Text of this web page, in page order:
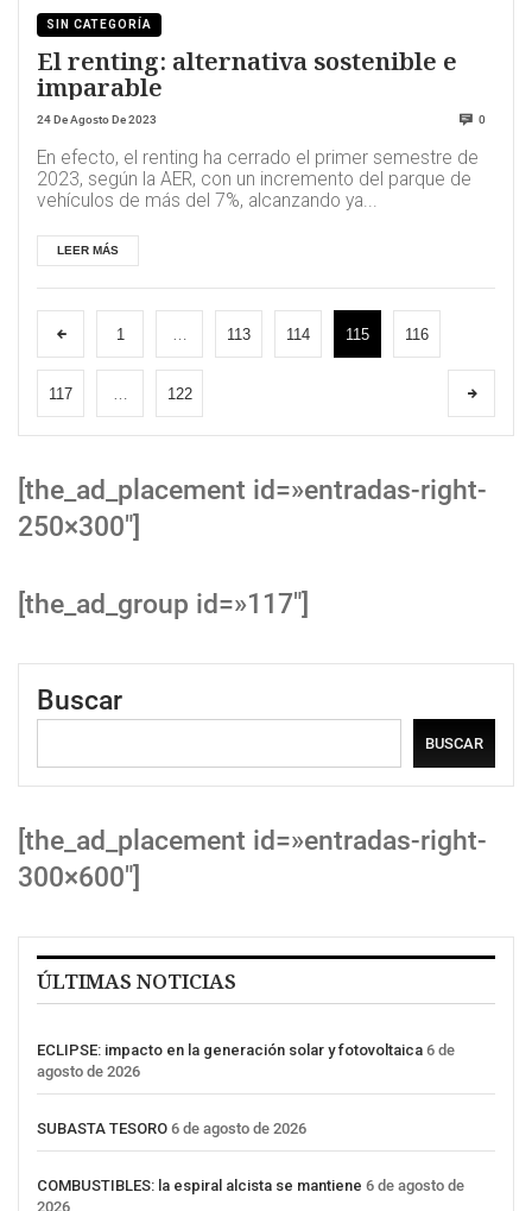
SIN CATEGORÍA
El renting: alternativa sostenible e
imparable
24 De Agosto De 2023 0
En efecto, el renting ha cerrado el primer semestre de
2023, según la AER, con un incremento del parque de
vehículos de más del 7%, alcanzando ya...
LEER MÁS
1 113 114 115 116
117 122
[the_ad_placement id=»entradas-right-
250×300″]
[the_ad_group id=»117″]
Buscar
BUSCAR
[the_ad_placement id=»entradas-right-
300×600″]
ÚLTIMAS NOTICIAS
ECLIPSE: impacto en la generación solar y fotovoltaica 6 de
agosto de 2026
SUBASTA TESORO 6 de agosto de 2026
COMBUSTIBLES: la espiral alcista se mantiene 6 de agosto de
2026